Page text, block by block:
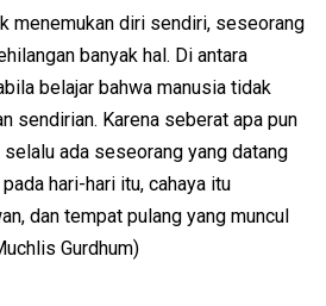
menemukan diri sendiri, seseorang
banyak hal. Di antara
belajar bahwa manusia tidak
sendirian. Karena seberat apa pun
selalu ada seseorang yang datang
hari-hari itu, cahaya itu
dan tempat pulang yang muncul
Gurdhum)